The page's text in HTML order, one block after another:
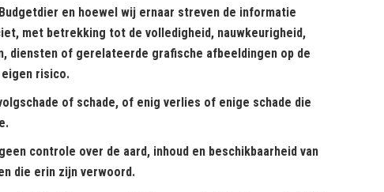
en hoewel wij ernaar streven de informatie
met betrekking tot de volledigheid, nauwkeurigheid,
diensten of gerelateerde grafische afbeeldingen op de
risico.
of schade, of enig verlies of enige schade die
controle over de aard, inhoud en beschikbaarheid van
die erin zijn verwoord.